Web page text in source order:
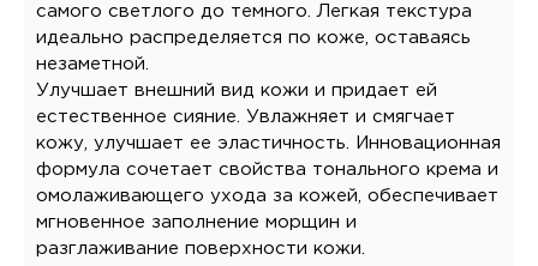
самого светлого до темного. Легкая текстура
идеально распределяется по коже, оставаясь
незаметной.
Улучшает внешний вид кожи и придает ей
естественное сияние. Увлажняет и смягчает
кожу, улучшает ее эластичность. Инновационная
формула сочетает свойства тонального крема и
омолаживающего ухода за кожей, обеспечивает
мгновенное заполнение морщин и
разглаживание поверхности кожи.